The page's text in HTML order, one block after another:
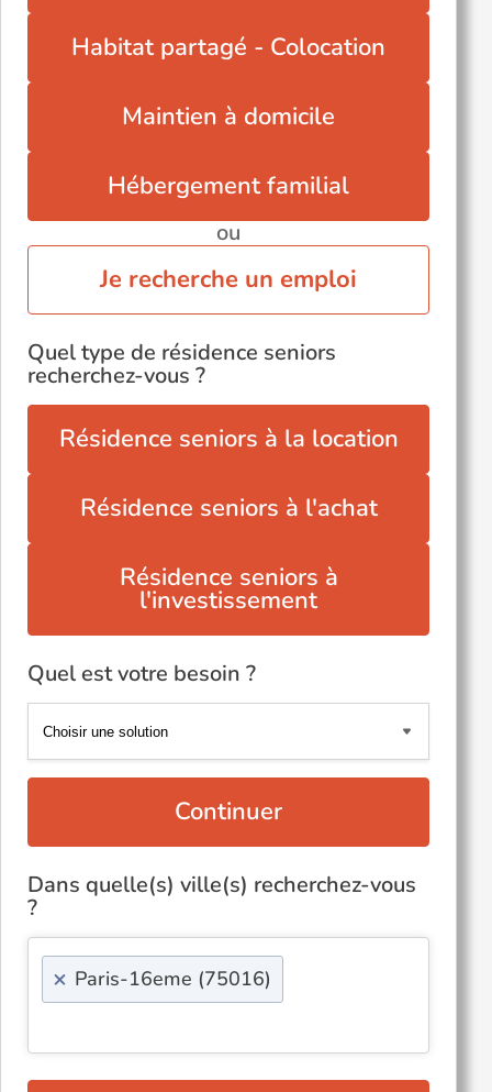
Habitat partagé - Colocation
Maintien à domicile
Hébergement familial
ou
Je recherche un emploi
Quel type de résidence seniors
recherchez-vous ?
Résidence seniors à la location
Résidence seniors à l'achat
Résidence seniors à
l'investissement
Quel est votre besoin ?
Continuer
Dans quelle(s) ville(s) recherchez-vous
?
× Paris-16eme (75016)